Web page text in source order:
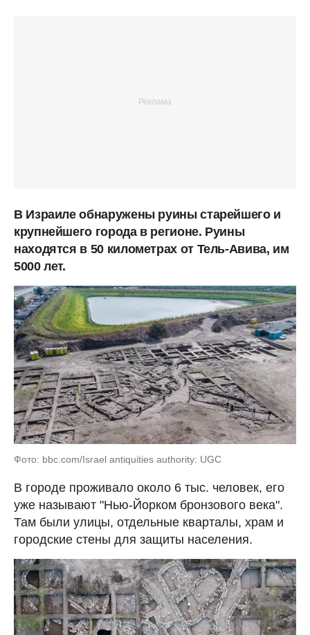
В Израиле обнаружены руины старейшего и
крупнейшего города в регионе. Руины
находятся в 50 километрах от Тель-Авива, им
5000 лет.
Фото: bbc.com/Israel antiquities authority: UGC
В городе проживало около 6 тыс. человек, его
уже называют "Нью-Йорком бронзового века".
Там были улицы, отдельные кварталы, храм и
городские стены для защиты населения.